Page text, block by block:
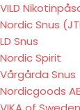
VILD
Nordic Snus
LD Snus
Nordic Spirit
Vårgårda Snus
Nordicgoods